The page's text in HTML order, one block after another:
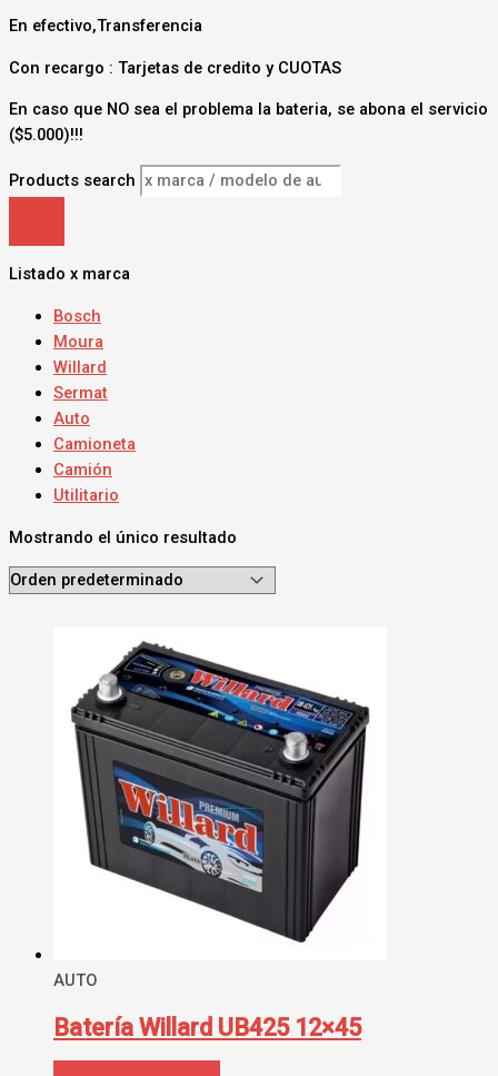
En efectivo,Transferencia
Con recargo : Tarjetas de credito y CUOTAS
En caso que NO sea el problema la bateria, se abona el servicio
($5.000)!!!
Products search
Listado x marca
Bosch
Moura
Willard
Sermat
Auto
Camioneta
Camión
Utilitario
Mostrando el único resultado
AUTO
Batería Willard UB425 12×45